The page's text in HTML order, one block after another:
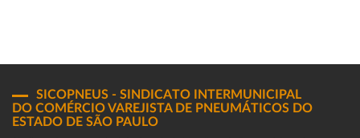
SICOPNEUS - SINDICATO INTERMUNICIPAL
DO COMÉRCIO VAREJISTA DE PNEUMÁTICOS DO
ESTADO DE SÃO PAULO